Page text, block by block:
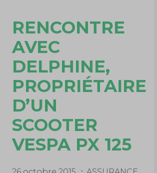
RENCONTRE
AVEC
DELPHINE,
PROPRIÉTAIRE
D’UN
SCOOTER
VESPA PX 125